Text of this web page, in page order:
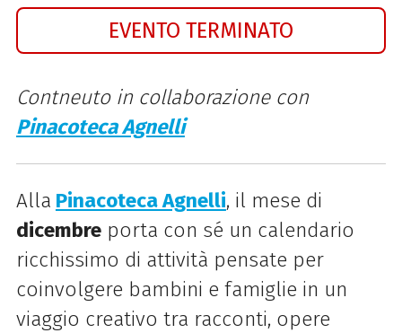
EVENTO TERMINATO
Contneuto in collaborazione con
Pinacoteca Agnelli
Alla Pinacoteca Agnelli, il mese di
dicembreporta con sé un calendario
ricchissimo di attività pensate per
coinvolgere bambini e famiglie in un
viaggio creativo tra racconti, opere